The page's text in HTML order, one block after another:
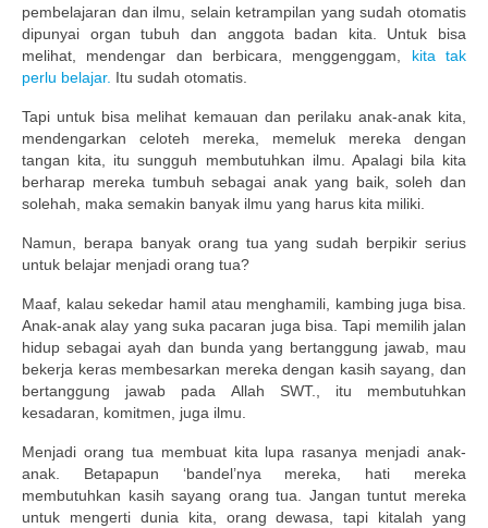
pembelajaran dan ilmu, selain ketrampilan yang sudah otomatis
dipunyai organ tubuh dan anggota badan kita. Untuk bisa
melihat, mendengar dan berbicara, menggenggam, kita tak
perlu belajar. Itu sudah otomatis.
Tapi untuk bisa melihat kemauan dan perilaku anak-anak kita,
mendengarkan celoteh mereka, memeluk mereka dengan
tangan kita, itu sungguh membutuhkan ilmu. Apalagi bila kita
berharap mereka tumbuh sebagai anak yang baik, soleh dan
solehah, maka semakin banyak ilmu yang harus kita miliki.
Namun, berapa banyak orang tua yang sudah berpikir serius
untuk belajar menjadi orang tua?
Maaf, kalau sekedar hamil atau menghamili, kambing juga bisa.
Anak-anak alay yang suka pacaran juga bisa. Tapi memilih jalan
hidup sebagai ayah dan bunda yang bertanggung jawab, mau
bekerja keras membesarkan mereka dengan kasih sayang, dan
bertanggung jawab pada Allah SWT., itu membutuhkan
kesadaran, komitmen, juga ilmu.
Menjadi orang tua membuat kita lupa rasanya menjadi anak-
anak. Betapapun ‘bandel’nya mereka, hati mereka
membutuhkan kasih sayang orang tua. Jangan tuntut mereka
untuk mengerti dunia kita, orang dewasa, tapi kitalah yang